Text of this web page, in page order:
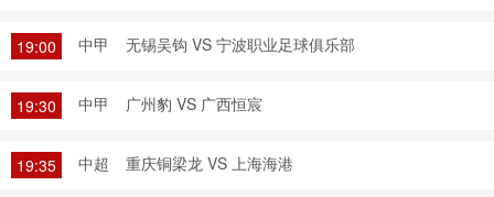
19:00 中甲 无锡吴钩 VS 宁波职业足球俱乐部
19:30 中甲 广州豹 VS 广西恒宸
19:35 中超 重庆铜梁龙 VS 上海海港